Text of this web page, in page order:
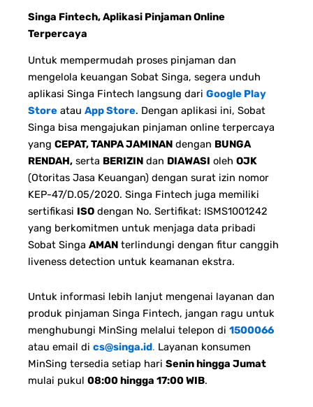
Singa Fintech, Aplikasi Pinjaman Online
Terpercaya
Untuk mempermudah proses pinjaman dan
mengelola keuangan Sobat Singa, segera unduh
aplikasi Singa Fintech langsung dari Google Play
Store atau App Store. Dengan aplikasi ini, Sobat
Singa bisa mengajukan pinjaman online terpercaya
yang CEPAT, TANPA JAMINAN dengan BUNGA
RENDAH, serta BERIZIN dan DIAWASI oleh OJK
(Otoritas Jasa Keuangan) dengan surat izin nomor
KEP-47/D.05/2020. Singa Fintech juga memiliki
sertifikasi ISO dengan No. Sertifikat: ISMS1001242
yang berkomitmen untuk menjaga data pribadi
Sobat Singa AMAN terlindungi dengan fitur canggih
liveness detection untuk keamanan ekstra.
Untuk informasi lebih lanjut mengenai layanan dan
produk pinjaman Singa Fintech, jangan ragu untuk
menghubungi MinSing melalui telepon di 1500066
atau email di cs@singa.id. Layanan konsumen
MinSing tersedia setiap hari Senin hingga Jumat
mulai pukul 08:00 hingga 17:00 WIB.